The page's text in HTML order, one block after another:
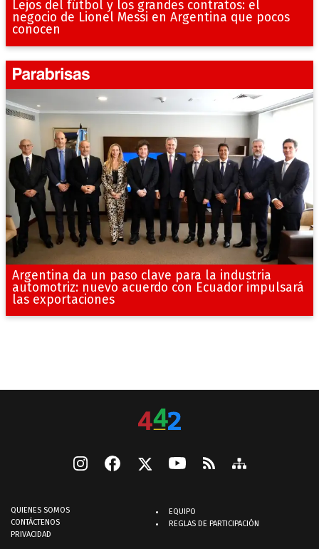
Lejos del fútbol y los grandes contratos: el
negocio de Lionel Messi en Argentina que pocos
conocen
Argentina da un paso clave para la industria
automotriz: nuevo acuerdo con Ecuador impulsará
las exportaciones
QUIENES SOMOS
CONTÁCTENOS
PRIVACIDAD
EQUIPO
REGLAS DE PARTICIPACIÓN